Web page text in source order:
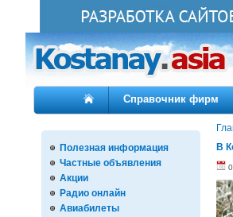
Справочник фирм
Полезная информация
Частные объявления
Акции
Радио онлайн
Авиабилеты
В